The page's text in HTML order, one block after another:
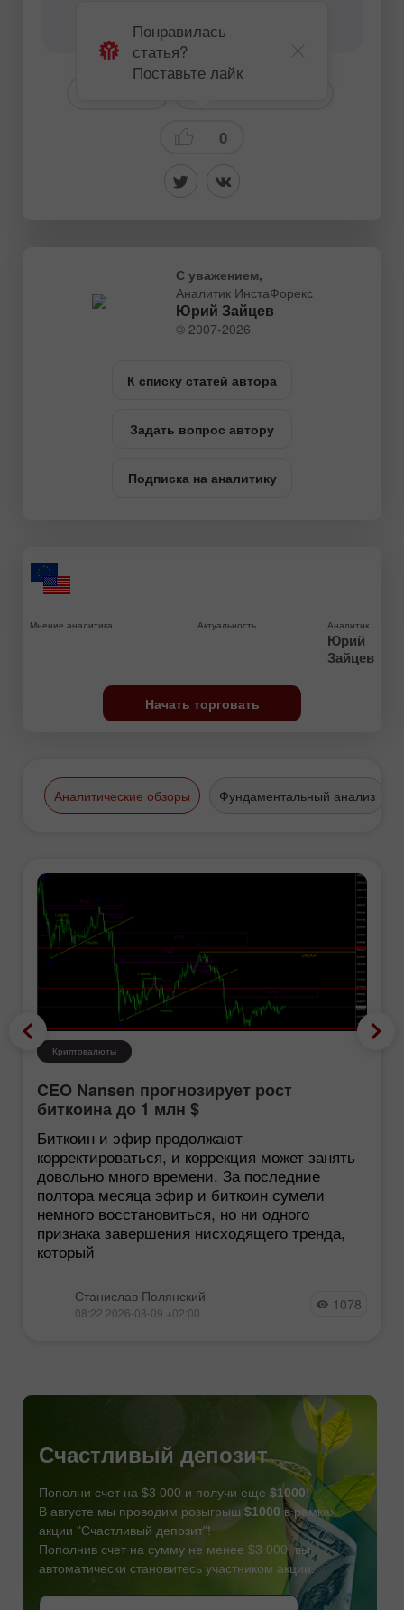
content-authors@instaforex.com
0
Понравилась
статья?
Поставьте лайк
С уважением,
Аналитик ИнстаФорекс
Юрий Зайцев
© 2007-2026
К списку статей автора
Задать вопрос автору
Подписка на аналитику
Мнение аналитика Актуальность Аналитик
Юрий
Зайцев
Начать торговать
Аналитические обзоры Фундаментальный анализ
Криптовалюты
CEO Nansen прогнозирует рост
биткоина до 1 млн $
Биткоин и эфир продолжают
корректироваться, и коррекция может занять
довольно много времени. За последние
полтора месяца эфир и биткоин сумели
немного восстановиться, но ни одного
признака завершения нисходящего тренда,
который
Станислав Полянский
08:22 2026-08-09 +02:00 1078
СТАТЬ УЧАСТНИКОМ
Счастливый депозит
Пополни счет на $3 000 и получи еще $1000!
В августе мы проводим розыгрыш $1000 в рамках
акции "Счастливый депозит"!
Пополнив счет на сумму не менее $3 000, вы
автоматически становитесь участником акции.
ПОЛУЧИТЬ БОНУС